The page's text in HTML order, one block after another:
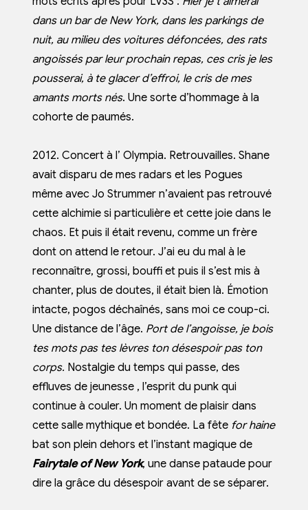
dans un bar de New York, dans les parkings de
nuit, au milieu des voitures défoncées, des rats
angoissés par leur prochain repas, ces cris je les
pousserai, à te glacer d’effroi, le cris de mes
amants morts nés. Une sorte d’hommage à la
cohorte de paumés.
2012. Concert à l’ Olympia. Retrouvailles. Shane
avait disparu de mes radars et les Pogues
même avec Jo Strummer n’avaient pas retrouvé
cette alchimie si particulière et cette joie dans le
chaos. Et puis il était revenu, comme un frère
dont on attend le retour. J’ai eu du mal à le
reconnaître, grossi, bouffi et puis il s’est mis à
chanter, plus de doutes, il était bien là. Émotion
intacte, pogos déchaînés, sans moi ce coup-ci.
Une distance de l’âge. Port de l’angoisse, je bois
tes mots pas tes lèvres ton désespoir pas ton
corps. Nostalgie du temps qui passe, des
effluves de jeunesse , l’esprit du punk qui
continue à couler. Un moment de plaisir dans
cette salle mythique et bondée. La fête for haine
bat son plein dehors et l’instant magique de
Fairytale of New York, une danse pataude pour
dire la grâce du désespoir avant de se séparer.